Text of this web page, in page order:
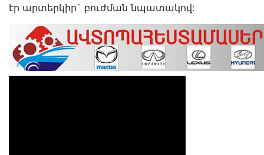
էր արտերկիր` բուժման նպատակով: